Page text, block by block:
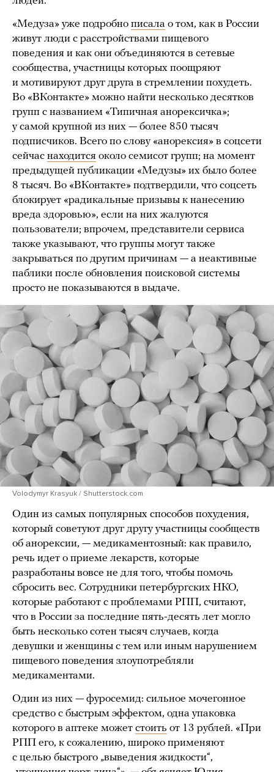
«Медуза» уже подробно писала о том, как в России
живут люди с расстройствами пищевого
поведения и как они объединяются в сетевые
сообщества, участницы которых поощряют
и мотивируют друг друга в стремлении похудеть.
Во «ВКонтакте» можно найти несколько десятков
групп с названием «Типичная анорексичка»;
у самой крупной из них — более 850 тысяч
подписчиков. Всего по слову «анорексия» в соцсети
сейчас находится около семисот групп; на момент
предыдущей публикации «Медузы» их было более
8 тысяч. Во «ВКонтакте» подтвердили, что соцсеть
блокирует «радикальные призывы к нанесению
вреда здоровью», если на них жалуются
пользователи; впрочем, представители сервиса
также указывают, что группы могут также
закрываться по другим причинам — а неактивные
паблики после обновления поисковой системы
просто не показываются в выдаче.
Volodymyr Krasyuk / Shutterstock.com
Один из самых популярных способов похудения,
который советуют друг другу участницы сообществ
об анорексии, — медикаментозный: как правило,
речь идет о приеме лекарств, которые
разработаны вовсе не для того, чтобы помочь
сбросить вес. Сотрудники петербургских НКО,
которые работают с проблемами РПП, считают,
что в России за последние пять-десять лет могло
быть несколько сотен тысяч случаев, когда
девушки и женщины с тем или иным нарушением
пищевого поведения злоупотребляли
медикаментами.
Один из них — фуросемид: сильное мочегонное
средство с быстрым эффектом, одна упаковка
которого в аптеке может стоить от 13 рублей. «При
РПП его, к сожалению, широко применяют
с целью быстрого „выведения жидкости“,